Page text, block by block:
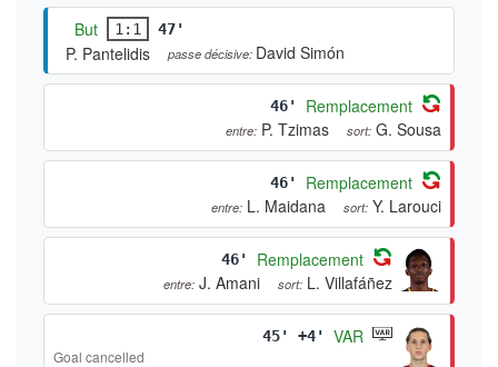
But 1:1 47'
P. Pantelidis passe décisive: David Simón
46' Remplacement
entre: P. Tzimas sort: G. Sousa
46' Remplacement
entre: L. Maidana sort: Y. Larouci
46' Remplacement
entre: J. Amani sort: L. Villafáñez
45' +4' VAR
Goal cancelled